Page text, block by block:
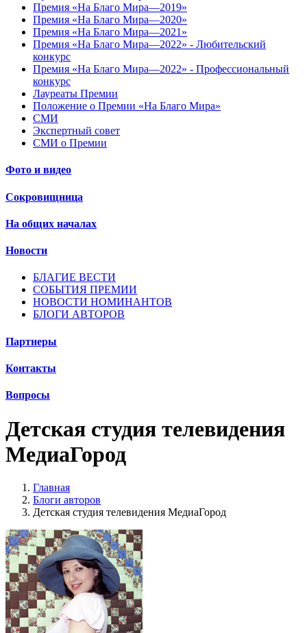
Премия «На Благо Мира—2019»
Премия «На Благо Мира—2020»
Премия «На Благо Мира—2021»
Премия «На Благо Мира—2022» - Любительский
конкурс
Премия «На Благо Мира—2022» - Профессиональный
конкурс
Лауреаты Премии
Положение о Премии «На Благо Мира»
СМИ
Экспертный совет
СМИ о Премии
Фото и видео
Сокровищница
На общих началах
Новости
БЛАГИЕ ВЕСТИ
СОБЫТИЯ ПРЕМИИ
НОВОСТИ НОМИНАНТОВ
БЛОГИ АВТОРОВ
Партнеры
Контакты
Вопросы
Детская студия телевидения
МедиаГород
Главная
Блоги авторов
Детская студия телевидения МедиаГород